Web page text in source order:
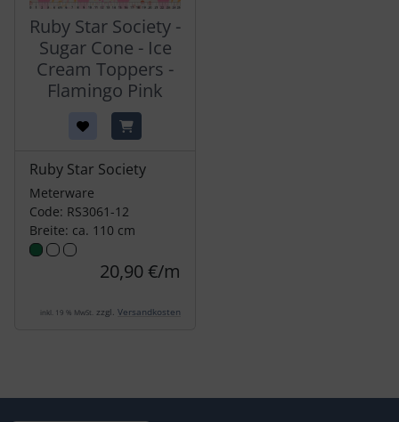
Ruby Star Society -
Sugar Cone - Ice
Cream Toppers -
Flamingo Pink
Ruby Star Society
Meterware
Code: RS3061-12
Breite: ca. 110 cm
20,90 €/m
inkl. 19 % MwSt. zzgl. Versandkosten